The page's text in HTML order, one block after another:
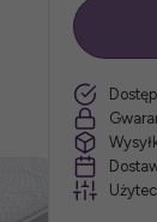
*Rozmiar
materaca:
*
Pokrowiec:
szt.